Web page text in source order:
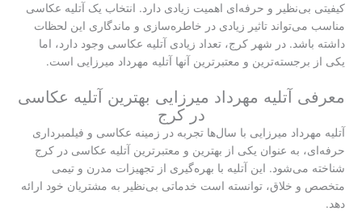
کیفیتی بی‌نظیر و حرفه‌ای اهمیت زیادی دارد. انتخاب یک آتلیه عکاسی
مناسب می‌تواند تاثیر زیادی در خاطره‌سازی و ماندگاری این لحظات
داشته باشد. در شهر کرج، تعداد زیادی آتلیه عکاسی وجود دارد، اما
یکی از برجسته‌ترین و معتبرترین آنها آتلیه مهرداد میرزایی است.
معرفی آتلیه مهرداد میرزایی بهترین آتلیه عکاسی
در کرج
آتلیه مهرداد میرزایی با سال‌ها تجربه در زمینه عکاسی و فیلمبرداری
حرفه‌ای، به عنوان یکی از بهترین و معتبرترین آتلیه‌ عکاسی در کرج
شناخته می‌شود. این آتلیه با بهره‌گیری از تجهیزات مدرن و تیمی
متخصص و خلاق، توانسته است خدماتی بی‌نظیر به مشتریان خود ارائه
دهد.